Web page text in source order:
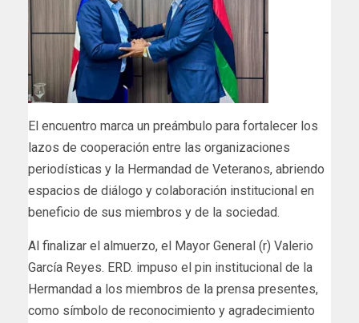
El encuentro marca un preámbulo para fortalecer los
lazos de cooperación entre las organizaciones
periodísticas y la Hermandad de Veteranos, abriendo
espacios de diálogo y colaboración institucional en
beneficio de sus miembros y de la sociedad.
Al finalizar el almuerzo, el Mayor General (r) Valerio
García Reyes. ERD. impuso el pin institucional de la
Hermandad a los miembros de la prensa presentes,
como símbolo de reconocimiento y agradecimiento